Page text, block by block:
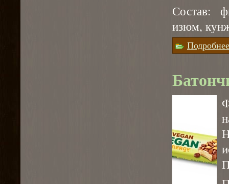
Состав:
изюм,
Подробнее